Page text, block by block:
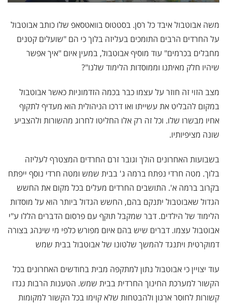
משה אבוטבול איבד כל רסן. בסטטוס בוואטסאפ שלו כותב אבוטבול
על החרדים הרבים התומכים בעליזה בלוך כי הם "שועלים קטנים
מחבלים בכרמים" עוד מוסיף אבוטבול, במעין איום "איך אפשר
שיהיו חלק מאיתנו וממוסדות הלימוד שלנו"?
מצב הזוי זה חוזר על עצמו כבר בכמה הזדמוניות כאשר אבוטבול
במקום להבליט את עשייתו ואו דרכו הניהולית הוא מעדיף לתקוף
אחיו מבשרו שלו. וכל זה רק אלו החליטו לחרוג מהשורות ולהצביע
שונה מציפיותיו.
בשבועות האחרונים הולך וגובר זרם החרדים המצטרף לעליזה
בלוך. מטה חרדי נפתח ברמה ג' בבית שמש ומטה חרדי נוסף ייפתח
בקרוב ברמה א'. התושבים החרדים מעלים בכל מקום את החשש
הגדול שאבוטבול יתנקם בהם, החשש הגדול ביותר הוא על מוסדות
הלימוד של הילדים. דבר שמקבל תוקף עם פרסום הדברים הללו ע"י
אבוטבול עצמו. דברים שיש בהם איום מפורש כלפי מי שינהג בצורה
דמוקרטית ויתנגד להמשך שלטונו של אבוטבול בבית שמש
עוד יצויין כי אבוטבול נתון למתקפה מבית בחודשים האחרונים בכל
הקשור למערכת החינוך החרדית בבית שמש. הטענות הרבות נגדו
קשורות לחוסר ארגון ולהבטחות שלא קוימו בכל הקשור למקומות